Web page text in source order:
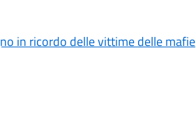
in ricordo delle vittime delle mafie